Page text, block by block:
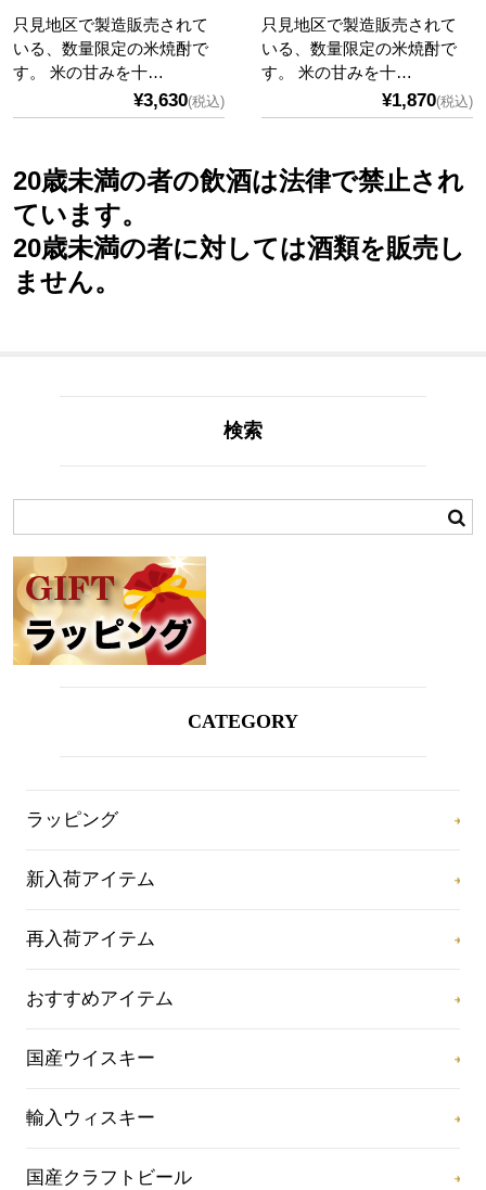
只見地区で製造販売されて
いる、数量限定の米焼酎で
す。 米の甘みを十…
¥3,630(税込)
只見地区で製造販売されて
いる、数量限定の米焼酎で
す。 米の甘みを十…
¥1,870(税込)
20歳未満の者の飲酒は法律で禁止され
ています。
20歳未満の者に対しては酒類を販売し
ません。
検索
CATEGORY
ラッピング
新入荷アイテム
再入荷アイテム
おすすめアイテム
国産ウイスキー
輸入ウィスキー
国産クラフトビール